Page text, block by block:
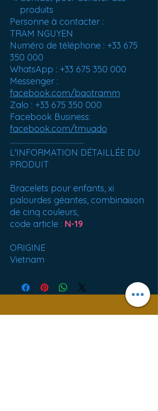
produits
Personne à contacter :
TRAM NGUYEN
Numéro de téléphone : +33 675
350 000
WhatsApp : +33 675 350 000
Messenger :
facebook.com/baotramm
Zalo : +33 675 350 000
Facebook Business:
facebook.com/tmuado
..................................................
L'INFORMATION DÉTAILLÉE DU
PRODUIT
Bracelets pour enfants, xi
palourdes géantes, combinaison
de cinq couleurs,
code article : N-19
ORIGINE
Vietnam